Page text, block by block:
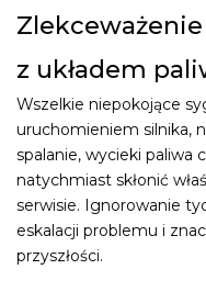
z układem
Wszelkie niepokojące sygnały, takie jak trudności z
uruchomieniem silnika,
spalanie, wycieki paliwa
natychmiast skłonić
serwisie. Ignorowanie
eskalacji problemu i
przyszłości.